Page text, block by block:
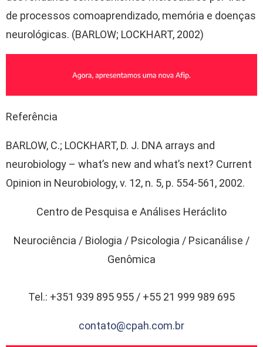
de processos comoaprendizado, memória e doenças
neurológicas. (BARLOW; LOCKHART, 2002)
Referência
BARLOW, C.; LOCKHART, D. J. DNA arrays and
neurobiology – what’s new and what’s next? Current
Opinion in Neurobiology, v. 12, n. 5, p. 554-561, 2002.
Centro de Pesquisa e Análises Heráclito
Neurociência / Biologia / Psicologia / Psicanálise /
Genômica
Tel.: +351 939 895 955 / +55 21 999 989 695
contato@cpah.com.br